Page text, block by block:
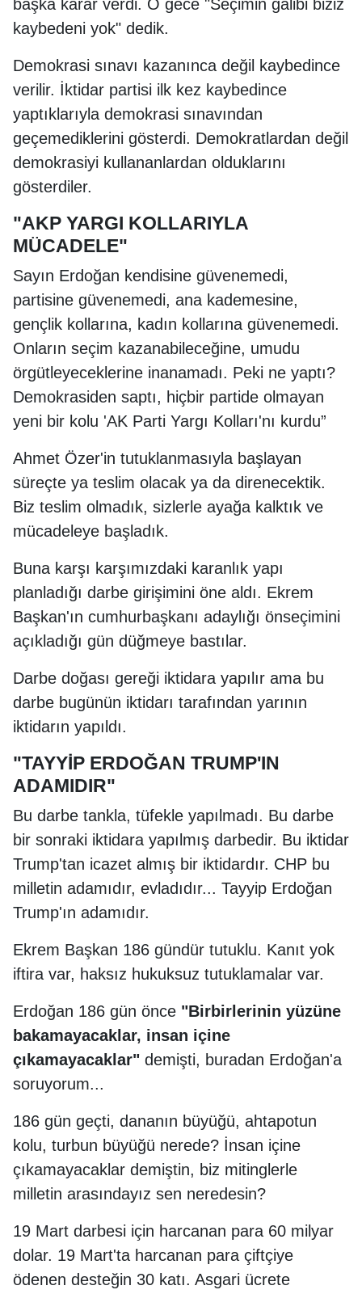
başka karar verdi. O gece "Seçimin galibi biziz
kaybedeni yok" dedik.
Demokrasi sınavı kazanınca değil kaybedince
verilir. İktidar partisi ilk kez kaybedince
yaptıklarıyla demokrasi sınavından
geçemediklerini gösterdi. Demokratlardan değil
demokrasiyi kullananlardan olduklarını
gösterdiler.
"AKP YARGI KOLLARIYLA
MÜCADELE"
Sayın Erdoğan kendisine güvenemedi,
partisine güvenemedi, ana kademesine,
gençlik kollarına, kadın kollarına güvenemedi.
Onların seçim kazanabileceğine, umudu
örgütleyeceklerine inanamadı. Peki ne yaptı?
Demokrasiden saptı, hiçbir partide olmayan
yeni bir kolu 'AK Parti Yargı Kolları'nı kurdu”
Ahmet Özer'in tutuklanmasıyla başlayan
süreçte ya teslim olacak ya da direnecektik.
Biz teslim olmadık, sizlerle ayağa kalktık ve
mücadeleye başladık.
Buna karşı karşımızdaki karanlık yapı
planladığı darbe girişimini öne aldı. Ekrem
Başkan'ın cumhurbaşkanı adaylığı önseçimini
açıkladığı gün düğmeye bastılar.
Darbe doğası gereği iktidara yapılır ama bu
darbe bugünün iktidarı tarafından yarının
iktidarın yapıldı.
"TAYYİP ERDOĞAN TRUMP'IN
ADAMIDIR"
Bu darbe tankla, tüfekle yapılmadı. Bu darbe
bir sonraki iktidara yapılmış darbedir. Bu iktidar
Trump'tan icazet almış bir iktidardır. CHP bu
milletin adamıdır, evladıdır... Tayyip Erdoğan
Trump'ın adamıdır.
Ekrem Başkan 186 gündür tutuklu. Kanıt yok
iftira var, haksız hukuksuz tutuklamalar var.
Erdoğan 186 gün önce "Birbirlerinin yüzüne
bakamayacaklar, insan içine
çıkamayacaklar" demişti, buradan Erdoğan'a
soruyorum...
186 gün geçti, dananın büyüğü, ahtapotun
kolu, turbun büyüğü nerede? İnsan içine
çıkamayacaklar demiştin, biz mitinglerle
milletin arasındayız sen neredesin?
19 Mart darbesi için harcanan para 60 milyar
dolar. 19 Mart'ta harcanan para çiftçiye
ödenen desteğin 30 katı. Asgari ücrete